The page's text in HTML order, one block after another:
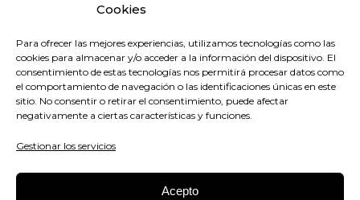
Cookies
Para ofrecer las mejores experiencias, utilizamos tecnologías como las
cookies para almacenar y/o acceder a la información del dispositivo. El
consentimiento de estas tecnologías nos permitirá procesar datos como
el comportamiento de navegación o las identificaciones únicas en este
sitio. No consentir o retirar el consentimiento, puede afectar
negativamente a ciertas características y funciones.
Gestionar los servicios
Acepto